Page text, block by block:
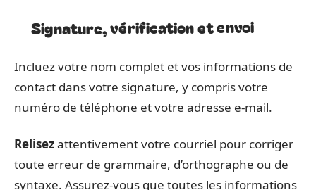
Signature, vérification et envoi
Incluez votre nom complet et vos informations de
contact dans votre signature, y compris votre
numéro de téléphone et votre adresse e-mail.
Relisezattentivement votre courriel pour corriger
toute erreur de grammaire, d’orthographe ou de
syntaxe. Assurez-vous que toutes les informations